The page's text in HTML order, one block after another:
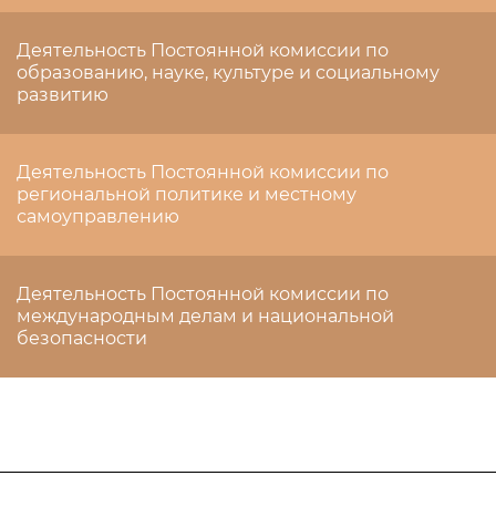
Деятельность Постоянной комиссии по
образованию, науке, культуре и социальному
развитию
Деятельность Постоянной комиссии по
региональной политике и местному
самоуправлению
Деятельность Постоянной комиссии по
международным делам и национальной
безопасности